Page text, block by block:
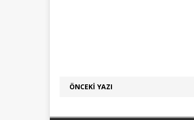
ÖNCEKI YAZI